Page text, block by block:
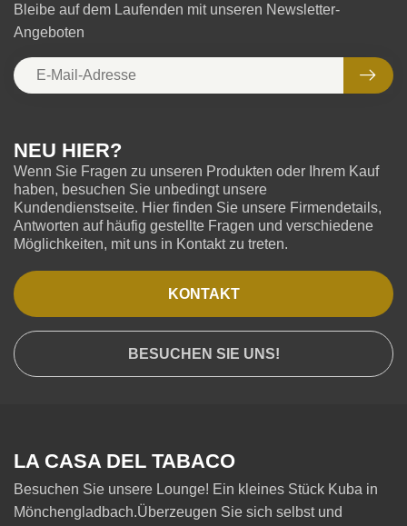
NEU HIER?
Wenn Sie Fragen zu unseren Produkten oder Ihrem Kauf
haben, besuchen Sie unbedingt unsere
Kundendienstseite. Hier finden Sie unsere Firmendetails,
Antworten auf häufig gestellte Fragen und verschiedene
Möglichkeiten, mit uns in Kontakt zu treten.
KONTAKT
BESUCHEN SIE UNS!
Bleibe auf dem Laufenden mit unseren Newsletter-
Angeboten
LA CASA DEL TABACO
Besuchen Sie unsere Lounge! Ein kleines Stück Kuba in
Mönchengladbach.Überzeugen Sie sich selbst und